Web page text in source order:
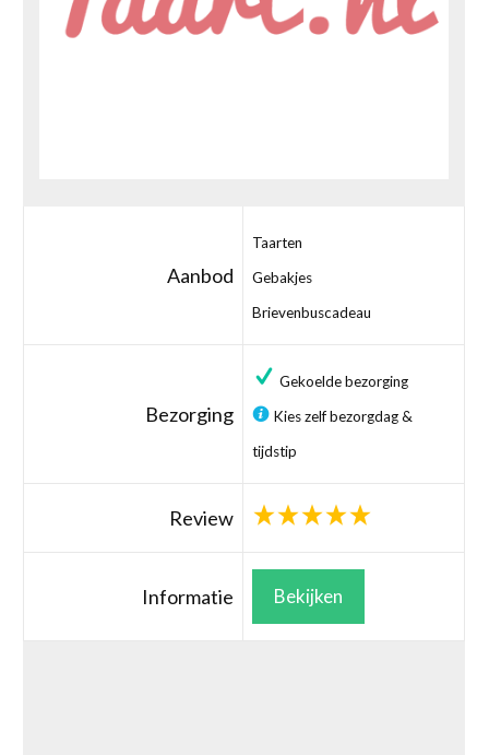
Aanbod
Taarten
Gebakjes
Brievenbuscadeau
Bezorging
Gekoelde bezorging
Kies zelf bezorgdag &
tijdstip
Review
Informatie Bekijken